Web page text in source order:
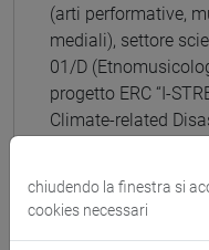
(arti performative,
mediali), settore
01/D
progetto ERC “I-
Climate-related
e Beni Culturali
chiudendo la finestra si
cookies necessari